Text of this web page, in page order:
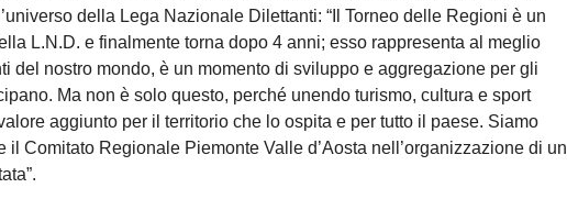
della Lega Nazionale Dilettanti: “Il Torneo delle Regioni è un
L.N.D. e finalmente torna dopo 4 anni; esso rappresenta al meglio
del nostro mondo, è un momento di sviluppo e aggregazione per gli
Ma non è solo questo, perché unendo turismo, cultura e sport
aggiunto per il territorio che lo ospita e per tutto il paese. Siamo
il Comitato Regionale Piemonte Valle d’Aosta nell’organizzazione di un